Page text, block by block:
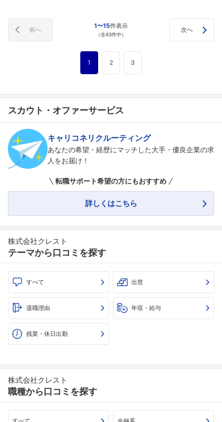
1〜15件表示
（全43件中）
前へ 次へ
1 2 3
スカウト・オファーサービス
キャリコネリクルーティング
あなたの希望・経歴にマッチした大手・優良企業の求
人をお届け！
転職サポート希望の方にもおすすめ
詳しくはこちら
株式会社クレスト
テーマから口コミを探す
すべて 出世
退職理由 年収・給与
残業・休日出勤
株式会社クレスト
職種から口コミを探す